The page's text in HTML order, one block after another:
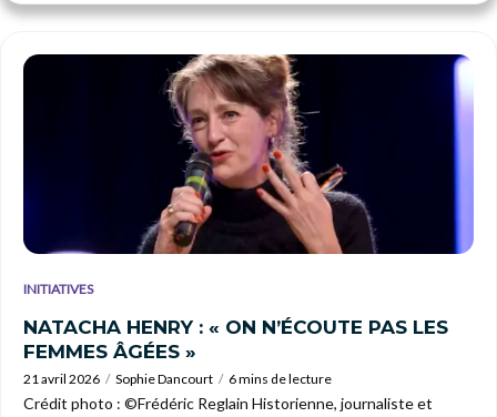
INITIATIVES
NATACHA HENRY : « ON N’ÉCOUTE PAS LES
FEMMES ÂGÉES »
21 avril 2026 Sophie Dancourt 6 mins de lecture
Crédit photo : ©Frédéric Reglain Historienne, journaliste et